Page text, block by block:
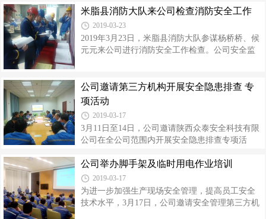
远”的交流汇报。 会后，全体参会代表前往生产现
场观摩。在一述两清展示区，参会代表通过安全
管理实践、安全文化建设、双重
研员一行在市、县生态环境局主要领导的陪同下
莅临公司，进行危险化学品企业环境安全隐患排
查督查检查和指导。督查组一行首先对公司针对
河北省张家口市“11.28”爆燃事故、江苏天嘉
要、应急预案及演练、隐患自查自纠制度落实、
环境安全主体责任制落实、废弃危险化学品处置
等方面相关资料。随后，督察组一行对公
米脂县消防大队来公司检查消防安全工作
2019-03-23
2019年3月23日，米脂县消防大队参谋杨桥桥、候
元元来公司进行消防安全工作检查。公司安全监
材管理，之后仔细查看了公司消防管理的各类资
料与台账，认为公司消防基础管理扎实，制度健
事故的伤亡情况，要求金泰氯碱引以为戒，继续
做好以下工作：一是深刻吸取江苏“3.21”爆炸事故
的惨痛教训，做好危险化学品的防火防爆管理；
二是继续深化现场安全隐患排查，尤其是消防隐
患；三是强化应急救援队伍管理
公司邀请第三方机构开展安全隐患排查 专
项活动
2019-03-17
3月11日至14日，公司邀请陕西众泰安全科技有限
公司在全公司范围内开展安全隐患排查专项活
细，切实消除安全隐患，保障公司安全生产局面
稳定。 专家组一行按照排查范围及行业所在特性
分工分组，严格按照行业规范，从法律法规执
行、安全管理、作业环境、教育培训、特殊作业
公司举办脚手架及临时用电作业培训
2019-03-17
为进一步加强生产现场安全管理，提高员工安全
技术水平，3月17日，公司邀请安全管理第三方机